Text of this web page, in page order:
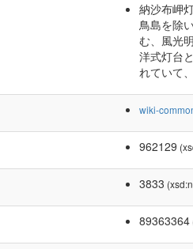
納沙布岬
鳥島を除
む、風光
洋式灯台
れていて
wiki-
962129
3833
89363364